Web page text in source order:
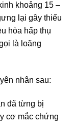
khoảng 15 –
lại gây thiếu
hòa hấp thụ
là loãng
nhân sau:
đã từng bị
cơ mắc chứng